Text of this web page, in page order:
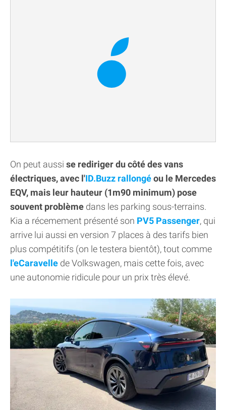
On peut aussi se rediriger du côté des vans
électriques, avec l'ID.Buzz rallongéou le Mercedes
EQV, mais leur hauteur (1m90 minimum) pose
souvent problème dans les parking sous-terrains.
Kia a récemement présenté son PV5 Passenger, qui
arrive lui aussi en version 7 places à des tarifs bien
plus compétitifs (on le testera bientôt), tout comme
l'eCaravelle de Volkswagen, mais cette fois, avec
une autonomie ridicule pour un prix très élevé.